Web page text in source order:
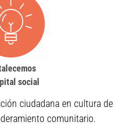
social
ciudadana en cultura de
comunitario.